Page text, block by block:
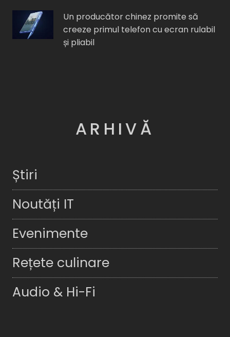
Un producător chinez promite să
creeze primul telefon cu ecran rulabil
și pliabil
ARHIVĂ
Știri
Noutăți IT
Evenimente
Rețete culinare
Audio & Hi-Fi